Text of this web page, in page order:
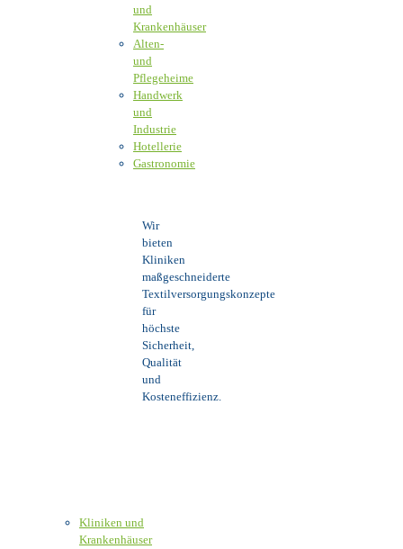
und
Krankenhäuser
Alten-
und
Pflegeheime
Handwerk
und
Industrie
Hotellerie
Gastronomie
Wir
bieten
Kliniken
maßgeschneiderte
Textilversorgungskonzepte
für
höchste
Sicherheit,
Qualität
und
Kosteneffizienz.
Kliniken und
Krankenhäuser